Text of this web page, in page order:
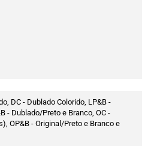
DC - Dublado Colorido, LP&B -
- Dublado/Preto e Branco, OC -
OP&B - Original/Preto e Branco e